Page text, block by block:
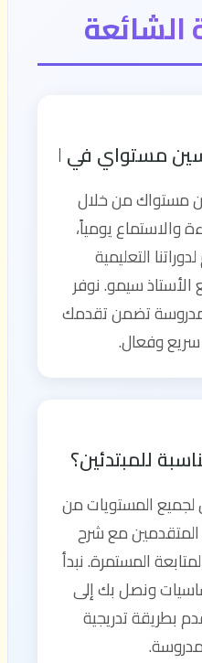
الشائعة
مستواي في اللغة
مستواك من خلال
والاستماع يومياً،
التعليمية
سيمو. نوفر
تضمن تقدمك
وفعال.
للمبتدئين؟
لجميع المستويات من
المتقدمين مع شرح
المستمرة. نبدأ
ونصل بك إلى
بطريقة تدريجية